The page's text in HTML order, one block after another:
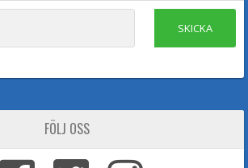
SKICKA
FÖLJ OSS